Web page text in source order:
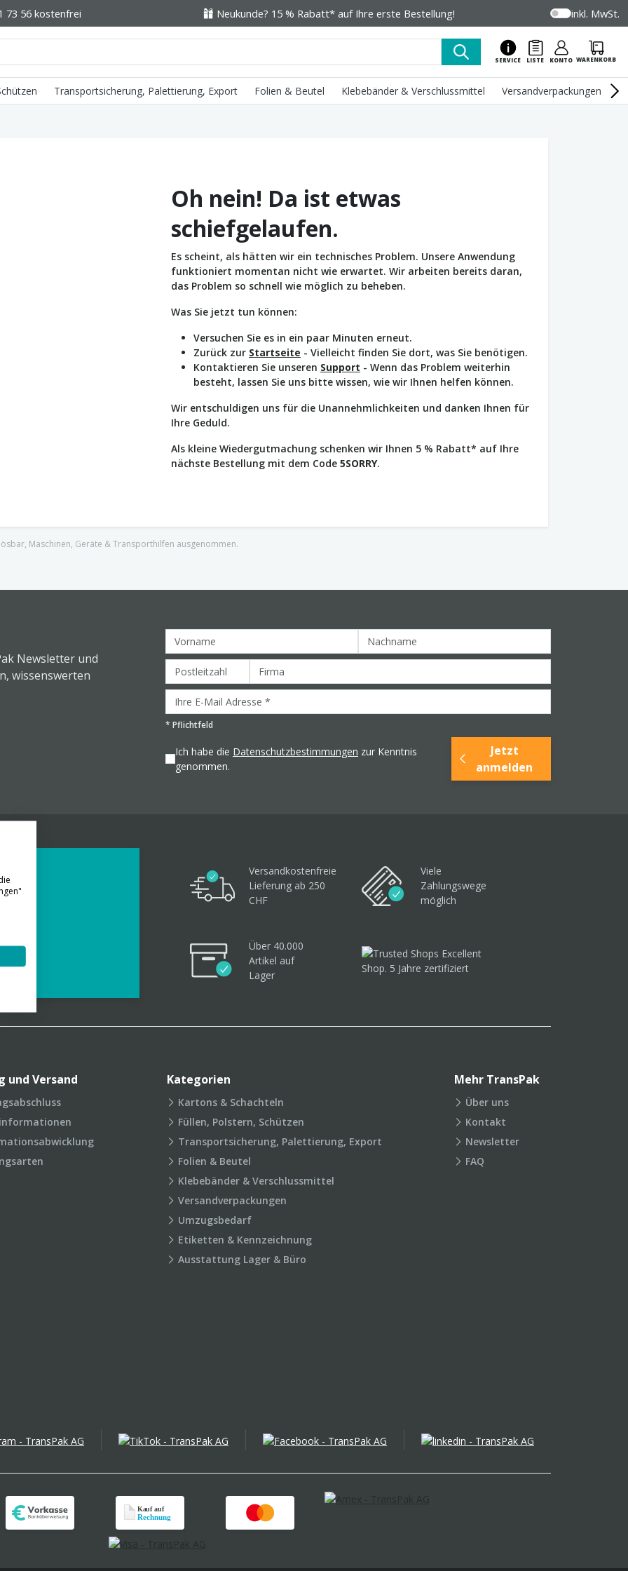
73 56 kostenfrei Neukunde? 15 % Rabatt* auf Ihre erste Bestellung! inkl. MwSt.
SERVICE LISTE KONTO WARENKORB
Transportsicherung, Palettierung, Export Folien & Beutel Klebebänder & Verschlussmittel Versandverpackungen
Oh nein! Da ist etwas
schiefgelaufen.
Es scheint, als hätten wir ein technisches Problem. Unsere Anwendung
funktioniert momentan nicht wie erwartet. Wir arbeiten bereits daran,
das Problem so schnell wie möglich zu beheben.
Was Sie jetzt tun können:
Versuchen Sie es in ein paar Minuten erneut.
Zurück zur Startseite - Vielleicht finden Sie dort, was Sie benötigen.
Kontaktieren Sie unseren Support - Wenn das Problem weiterhin
besteht, lassen Sie uns bitte wissen, wie wir Ihnen helfen können.
Wir entschuldigen uns für die Unannehmlichkeiten und danken Ihnen für
Ihre Geduld.
Als kleine Wiedergutmachung schenken wir Ihnen 5 % Rabatt* auf Ihre
nächste Bestellung mit dem Code 5SORRY.
Maschinen, Geräte & Transporthilfen ausgenommen.
Newsletter und
wissenswerten
* Pflichtfeld
Ich habe die Datenschutzbestimmungen zur Kenntnis
genommen.
Jetzt
anmelden
Versandkostenfreie
Lieferung ab 250
CHF
Viele
Zahlungswege
möglich
Über 40.000
Artikel auf
Lager
und Versand Kategorien
Kartons & Schachteln
Füllen, Polstern, Schützen
Transportsicherung, Palettierung, Export
Folien & Beutel
Klebebänder & Verschlussmittel
Versandverpackungen
Umzugsbedarf
Etiketten & Kennzeichnung
Ausstattung Lager & Büro
Mehr TransPak
Über uns
Kontakt
Newsletter
FAQ